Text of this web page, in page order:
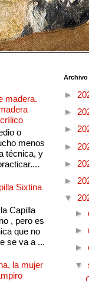
madera.
o
menos
técnica, y
Sixtina
Capilla
, pero es
que no
se va a ...
la mujer
►
►
►
►
►
►
▼
►
►
►
▼